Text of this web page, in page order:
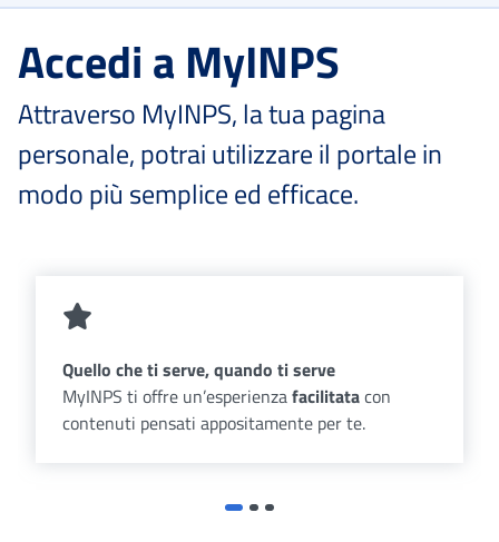
Accedi a MyINPS
Attraverso MyINPS, la tua pagina
personale, potrai utilizzare il portale in
modo più semplice ed efficace.
Quello che ti serve, quando ti serve
MyINPS ti offre un’esperienzafacilitatacon
contenuti pensati appositamente per te.